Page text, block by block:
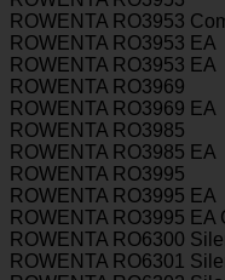
ROWENTA RO3953
ROWENTA RO3953 EA
ROWENTA RO3953 EA
ROWENTA RO3969
ROWENTA RO3969 EA
ROWENTA RO3985
ROWENTA RO3985 EA
ROWENTA RO3995
ROWENTA RO3995 EA
ROWENTA RO3995
ROWENTA RO6300
ROWENTA RO6301